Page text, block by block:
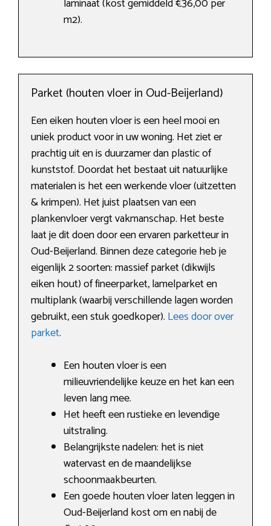
laminaat (kost gemiddeld €36,00 per
m2).
Parket (houten vloer in Oud-Beijerland)
Een eiken houten vloer is een heel mooi en
uniek product voor in uw woning. Het ziet er
prachtig uit en is duurzamer dan plastic of
kunststof. Doordat het bestaat uit natuurlijke
materialen is het een werkende vloer (uitzetten
& krimpen). Het juist plaatsen van een
plankenvloer vergt vakmanschap. Het beste
laat je dit doen door een ervaren parketteur in
Oud-Beijerland. Binnen deze categorie heb je
eigenlijk 2 soorten: massief parket (dikwijls
eiken hout) of fineerparket, lamelparket en
multiplank (waarbij verschillende lagen worden
gebruikt, een stuk goedkoper). Lees door over
parket.
Een houten vloer is een
milieuvriendelijke keuze en het kan een
leven lang mee.
Het heeft een rustieke en levendige
uitstraling.
Belangrijkste nadelen: het is niet
watervast en de maandelijkse
schoonmaakbeurten.
Een goede houten vloer laten leggen in
Oud-Beijerland kost om en nabij de